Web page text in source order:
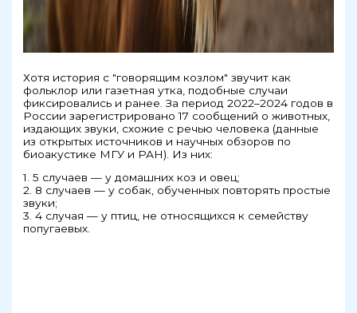
Хотя история с "говорящим козлом" звучит как
фольклор или газетная утка, подобные случаи
фиксировались и ранее. За период 2022–2024 годов в
России зарегистрировано 17 сообщений о животных,
издающих звуки, схожие с речью человека (данные
из открытых источников и научных обзоров по
биоакустике МГУ и РАН). Из них:
1. 5 случаев — у домашних коз и овец;
2. 8 случаев — у собак, обученных повторять простые
звуки;
3. 4 случая — у птиц, не относящихся к семейству
попугаевых.